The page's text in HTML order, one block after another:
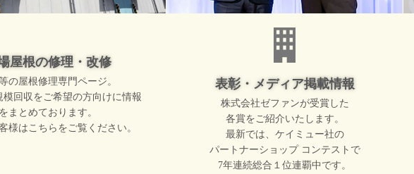
屋根の修理・改修
の屋根修理専門ページ。
模回収をご希望の方向けに情報
をまとめております。
様はこちらをご覧ください。
表彰・メディア掲載情報
株式会社ゼファンが受賞した
各賞をご紹介いたします。
最新では、ケイミュー社の
パートナーショップ コンテストで
7年連続総合１位連覇中です。